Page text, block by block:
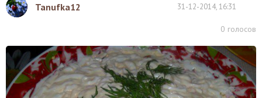
Tanufka12 31-12-2014, 16:31
0 голосов